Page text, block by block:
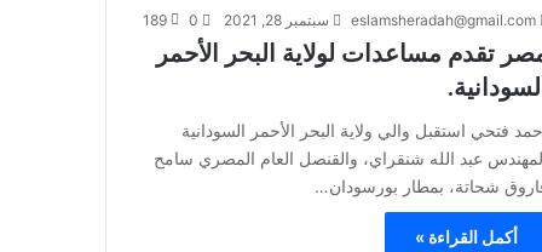
eslamsheradah@gmail.com سبتمبر 28, 2021 0
189
تقدم مساعدات لولاية البحر الأحمر
فتحي استقبل والي ولاية البحر الأحمر السودانية
عبد الله شنقراي، والقنصل العام المصري سامح
شحاتة، بمطار بورسودان…
أكمل القراءة »